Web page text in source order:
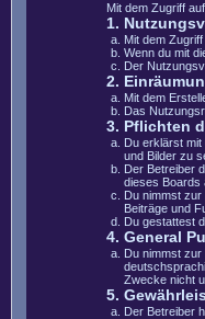
Mit dem Zugriff
1.
Mit dem
Wenn du mit
Der
2.
Mit dem
Das
3. Pflichten
Du erklärst
und Bilder zu
Der Betreiber
dieses Boards
Du nimmst zur
Beiträge und
Du gestattest
4. General
Du nimmst
Zwecke nicht
5.
Der Betreiber